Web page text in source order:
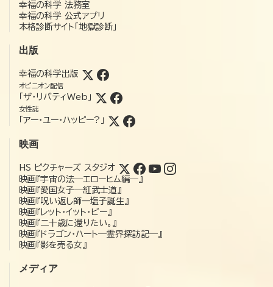
幸福の科学 法務室
幸福の科学 公式アプリ
本格診断サイト「地獄診断」
出版
幸福の科学出版
オピニオン配信
「ザ・リバティWeb」
女性誌
「アー・ユー・ハッピー?」
映画
HS ピクチャーズ スタジオ
映画『宇宙の法―エローヒム編―』
映画『愛国女子―紅武士道』
映画『呪い返し師—塩子誕生』
映画『レット・イット・ビー』
映画『二十歳に還りたい。』
映画『ドラゴン・ハート―霊界探訪記―』
映画『影を売る女』
メディア